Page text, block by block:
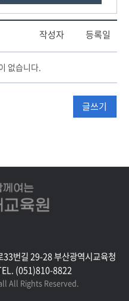
작성자 등록일
없습니다.
글쓰기
번길 29-28 부산광역시교육청
(051)810-8822
All Rights Reserved.